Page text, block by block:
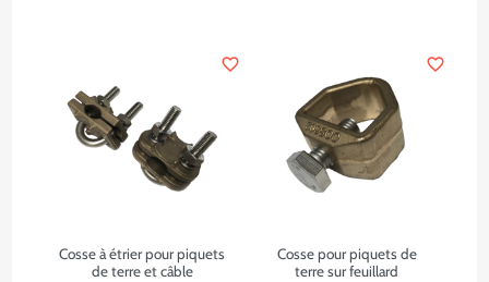
Cosse à étrier pour piquets
de terre et câble
favorite_border
Cosse pour piquets de
terre sur feuillard
favorite_border